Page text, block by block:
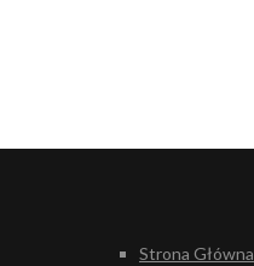
Strona Główna